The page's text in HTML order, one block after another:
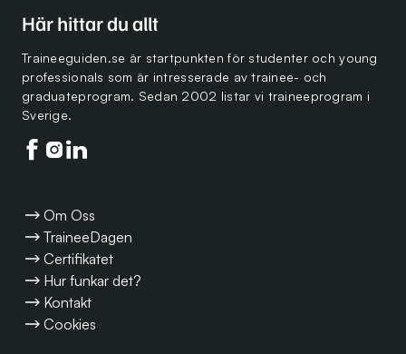
Här hittar du allt
Traineeguiden.se är startpunkten för studenter och young
professionals som är intresserade av trainee- och
graduateprogram. Sedan 2002 listar vi traineeprogram i
Sverige.
Följ oss på facebook
Följ oss på instagram
Följ oss på linkedin
Om Oss
TraineeDagen
Certifikatet
Hur funkar det?
Kontakt
Cookies